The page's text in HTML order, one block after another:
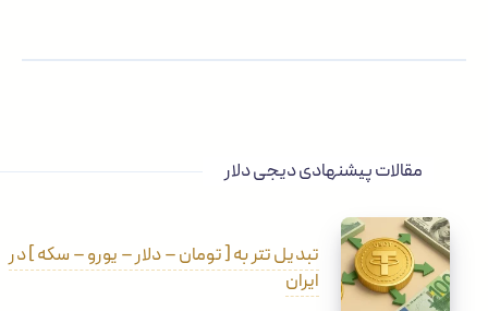
مقالات پیشنهادی دیجی دلار
تبدیل تتر به [ تومان – دلار – یورو – سکه ] در
ایران